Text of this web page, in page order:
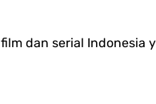
dan serial Indonesia